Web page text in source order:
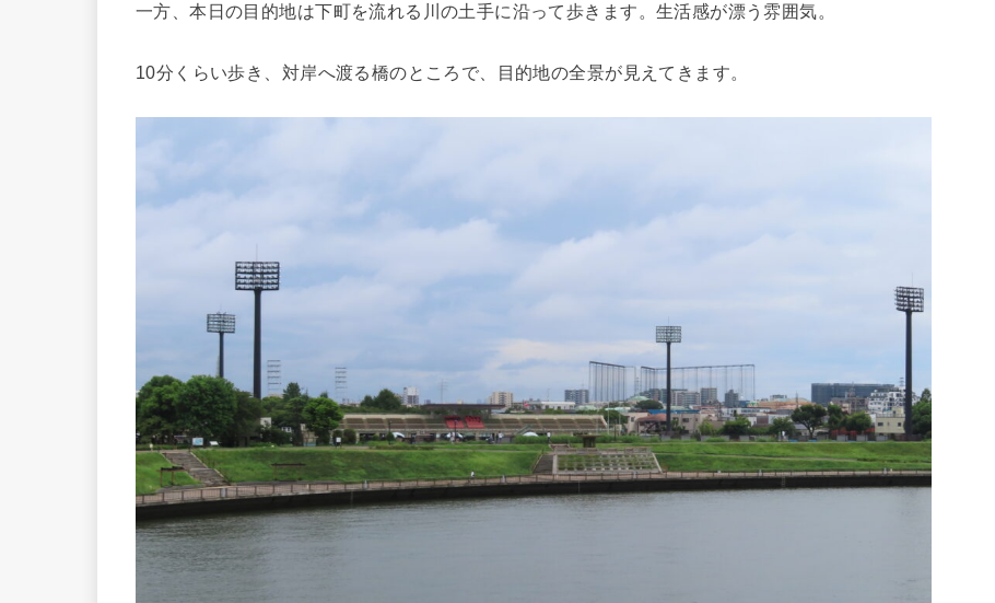
一方、本日の目的地は下町を流れる川の土手に沿って歩きます。生活感が漂う雰囲気。
10分くらい歩き、対岸へ渡る橋のところで、目的地の全景が見えてきます。